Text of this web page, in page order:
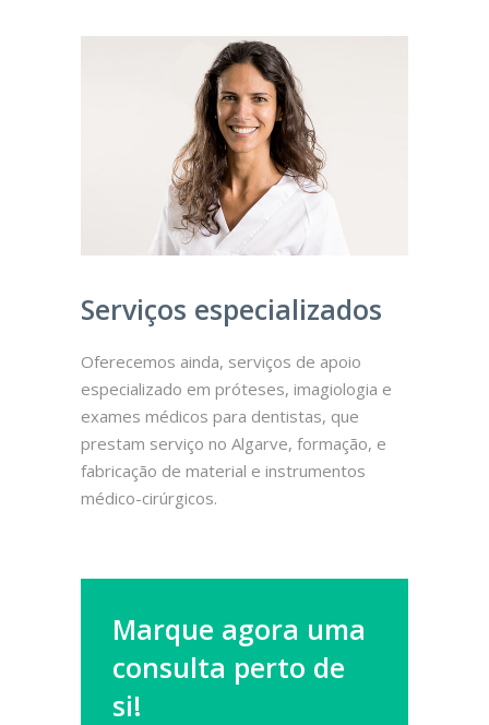
Serviços especializados
Oferecemos ainda, serviços de apoio
especializado em próteses, imagiologia e
exames médicos para dentistas, que
prestam serviço no Algarve, formação, e
fabricação de material e instrumentos
médico-cirúrgicos.
Marque agora uma
consulta perto de
si!